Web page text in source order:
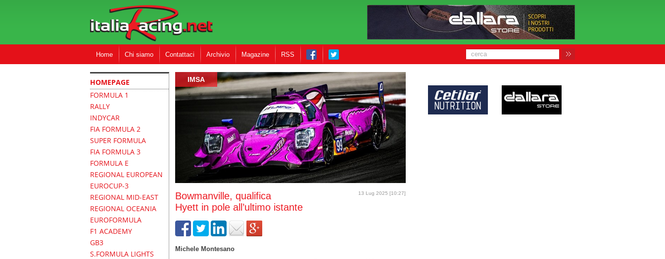
Home Chi siamo Contattaci Archivio Magazine RSS
HOMEPAGE
FORMULA 1
RALLY
INDYCAR
FIA FORMULA 2
SUPER FORMULA
FIA FORMULA 3
FORMULA E
REGIONAL EUROPEAN
EUROCUP-3
REGIONAL MID-EAST
REGIONAL OCEANIA
EUROFORMULA
F1 ACADEMY
GB3
S.FORMULA LIGHTS
IMSA
13 Lug 2025 [10:27]
Bowmanville, qualifica
Hyett in pole all’ultimo istante
Michele Montesano